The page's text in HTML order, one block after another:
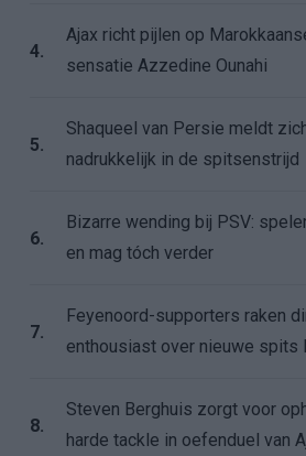
4.
Ajax richt pijlen op
sensatie Azzedine Ounahi
5.
Shaqueel van Persie meldt
nadrukkelijk in de spitsenstrijd
6.
Bizarre wending bij PSV:
en mag tóch verder
7.
Feyenoord-supporters raken
enthousiast over nieuwe spits
8.
Steven Berghuis zorgt voor
harde tackle in oefenduel van